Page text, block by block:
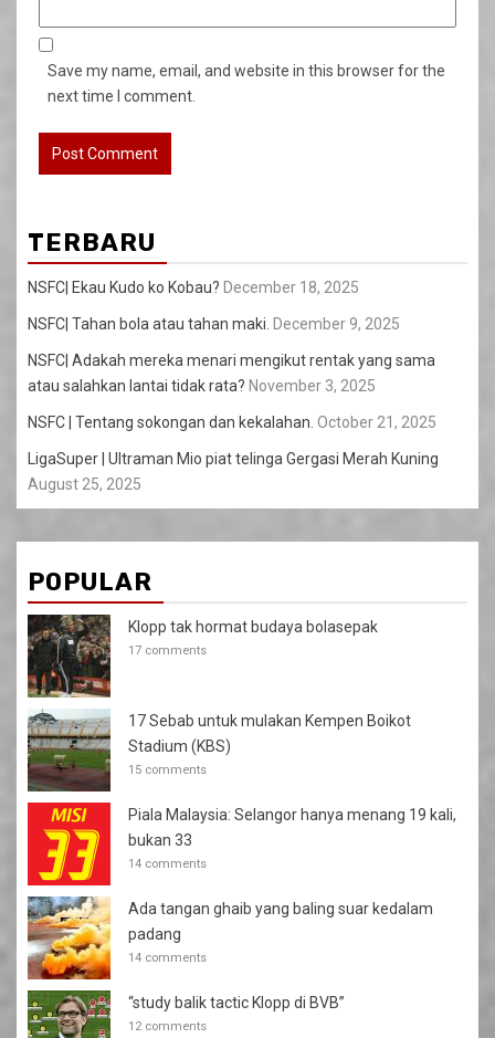
Save my name, email, and website in this browser for the
next time I comment.
TERBARU
NSFC| Ekau Kudo ko Kobau? December 18, 2025
NSFC| Tahan bola atau tahan maki. December 9, 2025
NSFC| Adakah mereka menari mengikut rentak yang sama
atau salahkan lantai tidak rata? November 3, 2025
NSFC | Tentang sokongan dan kekalahan. October 21, 2025
LigaSuper | Ultraman Mio piat telinga Gergasi Merah Kuning
August 25, 2025
POPULAR
Klopp tak hormat budaya bolasepak
17 comments
17 Sebab untuk mulakan Kempen Boikot
Stadium (KBS)
15 comments
Piala Malaysia: Selangor hanya menang 19 kali,
bukan 33
14 comments
Ada tangan ghaib yang baling suar kedalam
padang
14 comments
“study balik tactic Klopp di BVB”
12 comments